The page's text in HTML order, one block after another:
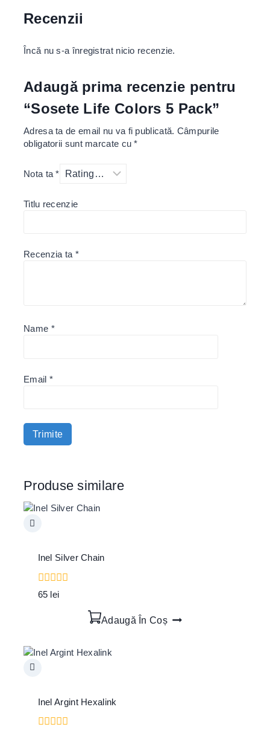
Recenzii
Încă nu s-a înregistrat nicio recenzie.
Adaugă prima recenzie pentru
“Sosete Life Colors 5 Pack”
Adresa ta de email nu va fi publicată. Câmpurile
obligatorii sunt marcate cu*
Nota ta*
Titlu recenzie
Recenzia ta *
Name *
Email *
Produse similare
Inel Silver Chain
0
65 lei
Adaugă În Coș
Inel Argint Hexalink